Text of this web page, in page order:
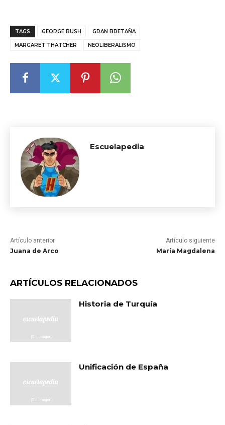
TAGS GEORGE BUSH GRAN BRETAÑA
MARGARET THATCHER NEOLIBERALISMO
Escuelapedia
Artículo anterior
Juana de Arco
Artículo siguiente
María Magdalena
ARTÍCULOS RELACIONADOS
Historia de Turquía
Unificación de España